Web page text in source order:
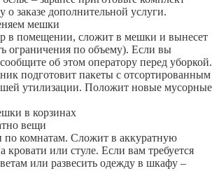
о заказе дополнительной услуги.
мешки
в помещении, сложит в мешки и вынесет
ограничения по объему). Если вы
об этом оператору перед уборкой.
подготовит пакеты с отсортированным
утилизации. Положит новые мусорные
в корзинах
вещи
по комнатам. Сложит в аккуратную
кровати или стуле. Если вам требуется
или развесить одежду в шкафу –